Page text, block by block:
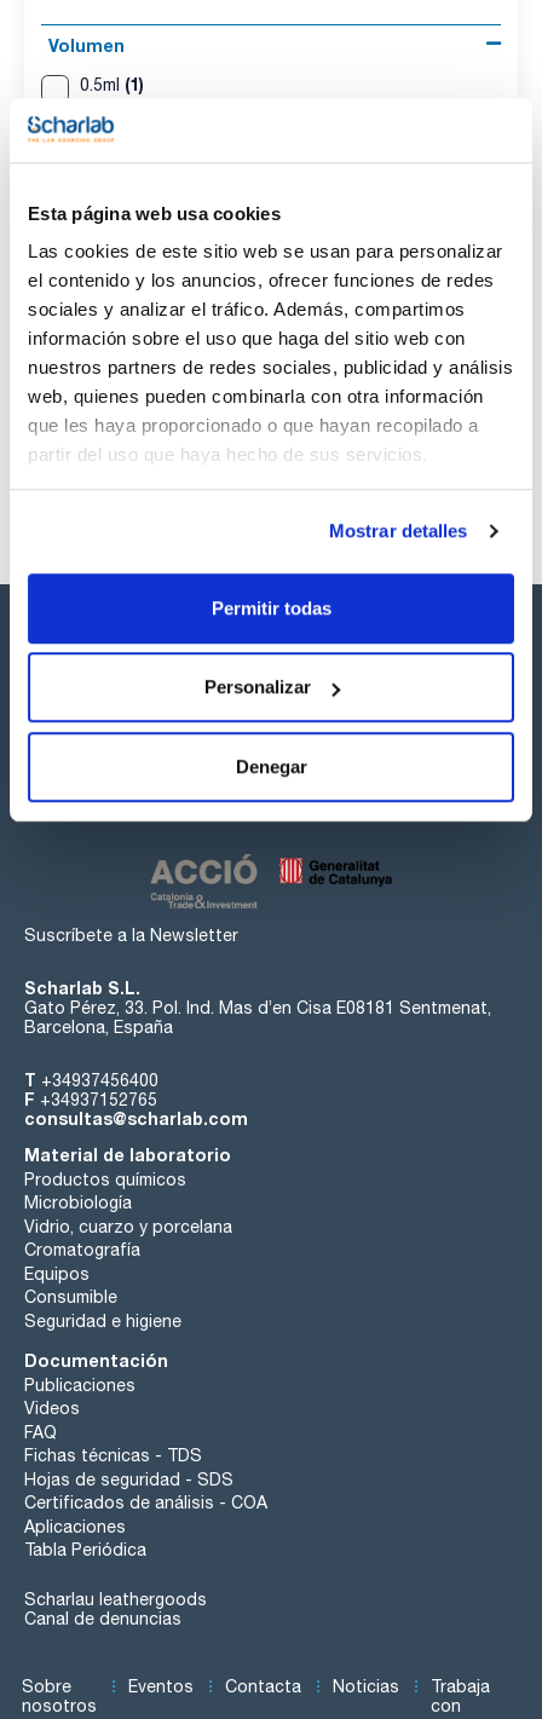
Esta página web usa cookies
Las cookies de este sitio web se usan para personalizar
el contenido y los anuncios, ofrecer funciones de redes
sociales y analizar el tráfico. Además, compartimos
información sobre el uso que haga del sitio web con
nuestros partners de redes sociales, publicidad y análisis
web, quienes pueden combinarla con otra información
que les haya proporcionado o que hayan recopilado a
partir del uso que haya hecho de sus servicios.
Mostrar detalles
Permitir todas
Personalizar
Denegar
Volumen
0.5ml (1)
Envase
VIAL
Volumen
0.5ml
CAS
[95-51-2]
Referencia
CPSB42-500
x0,5ml
Comprar
Disponibilidad
Ver stock
Síguenos:
Suscríbete a la Newsletter
Scharlab S.L.
Gato Pérez, 33. Pol. Ind. Mas d’en Cisa E08181 Sentmenat,
Barcelona, España
T +34937456400
F +34937152765
consultas@scharlab.com
Material de laboratorio
Productos químicos
Microbiología
Vidrio, cuarzo y porcelana
Cromatografía
Equipos
Consumible
Seguridad e higiene
Documentación
Publicaciones
Videos
FAQ
Fichas técnicas - TDS
Hojas de seguridad - SDS
Certificados de análisis - COA
Aplicaciones
Tabla Periódica
Scharlau leathergoods
Canal de denuncias
Sobre
nosotros
Eventos Contacta Noticias
Trabaja
con